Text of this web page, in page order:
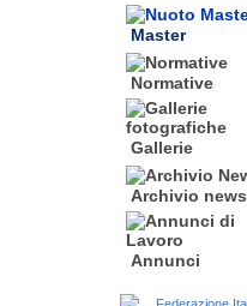
Master
Normative
Gallerie
Archivio news
Annunci